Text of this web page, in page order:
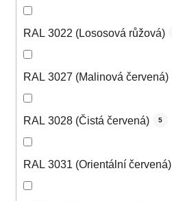
RAL 3022 (Lososová růžová)
RAL 3027 (Malinová červená)
RAL 3028 (Čistá červená) 5
RAL 3031 (Orientální červená)